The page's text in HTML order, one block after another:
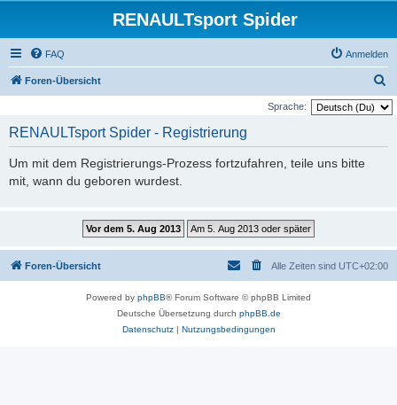
RENAULTsport Spider
FAQ Anmelden
Foren-Übersicht
u
Sprache:
RENAULTsport Spider - Registrierung
Um mit dem Registrierungs-Prozess fortzufahren, teile uns bitte
mit, wann du geboren wurdest.
Foren-Übersicht Alle Zeiten sind UTC+02:00
Powered by phpBB® Forum Software © phpBB Limited
Deutsche Übersetzung durch phpBB.de
Datenschutz| Nutzungsbedingungen